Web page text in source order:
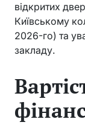
відкритих
Київському
2026-го) та
закладу.